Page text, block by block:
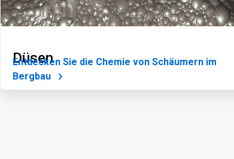
Düsen
Entdecken Sie die Chemie von Schäumern im
Bergbau